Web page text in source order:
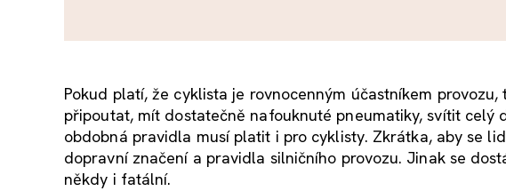
Pokud platí, že cyklista je rovnocenným účastníkem
připoutat, mít dostatečně nafouknuté pneumatiky, svítit celý
obdobná pravidla musí platit i pro cyklisty. Zkrátka, aby se
dopravní značení a pravidla silničního provozu. Jinak se
někdy i fatální.